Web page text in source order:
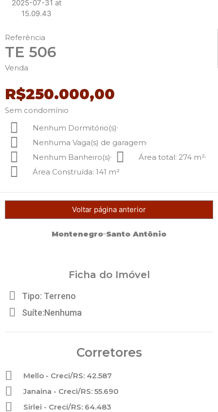
Referência
TE 506
Venda
R$250.000,00
Sem condomínio
Nenhum Dormitório(s)
Nenhuma Vaga(s) de garagem
Nenhum Banheiro(s)
Área total: 274 m²
Área Construída: 141 m²
Voltar página anterior
Montenegro Santo Antônio
Ficha do Imóvel
Tipo: Terreno
Suíte:Nenhuma
Corretores
Mello - Creci/RS: 42.587
Janaina - Creci/RS: 55.690
Sirlei - Creci/RS: 64.483